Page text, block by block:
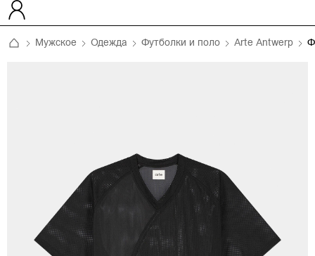
Мужское Одежда Футболки и поло Arte Antwerp